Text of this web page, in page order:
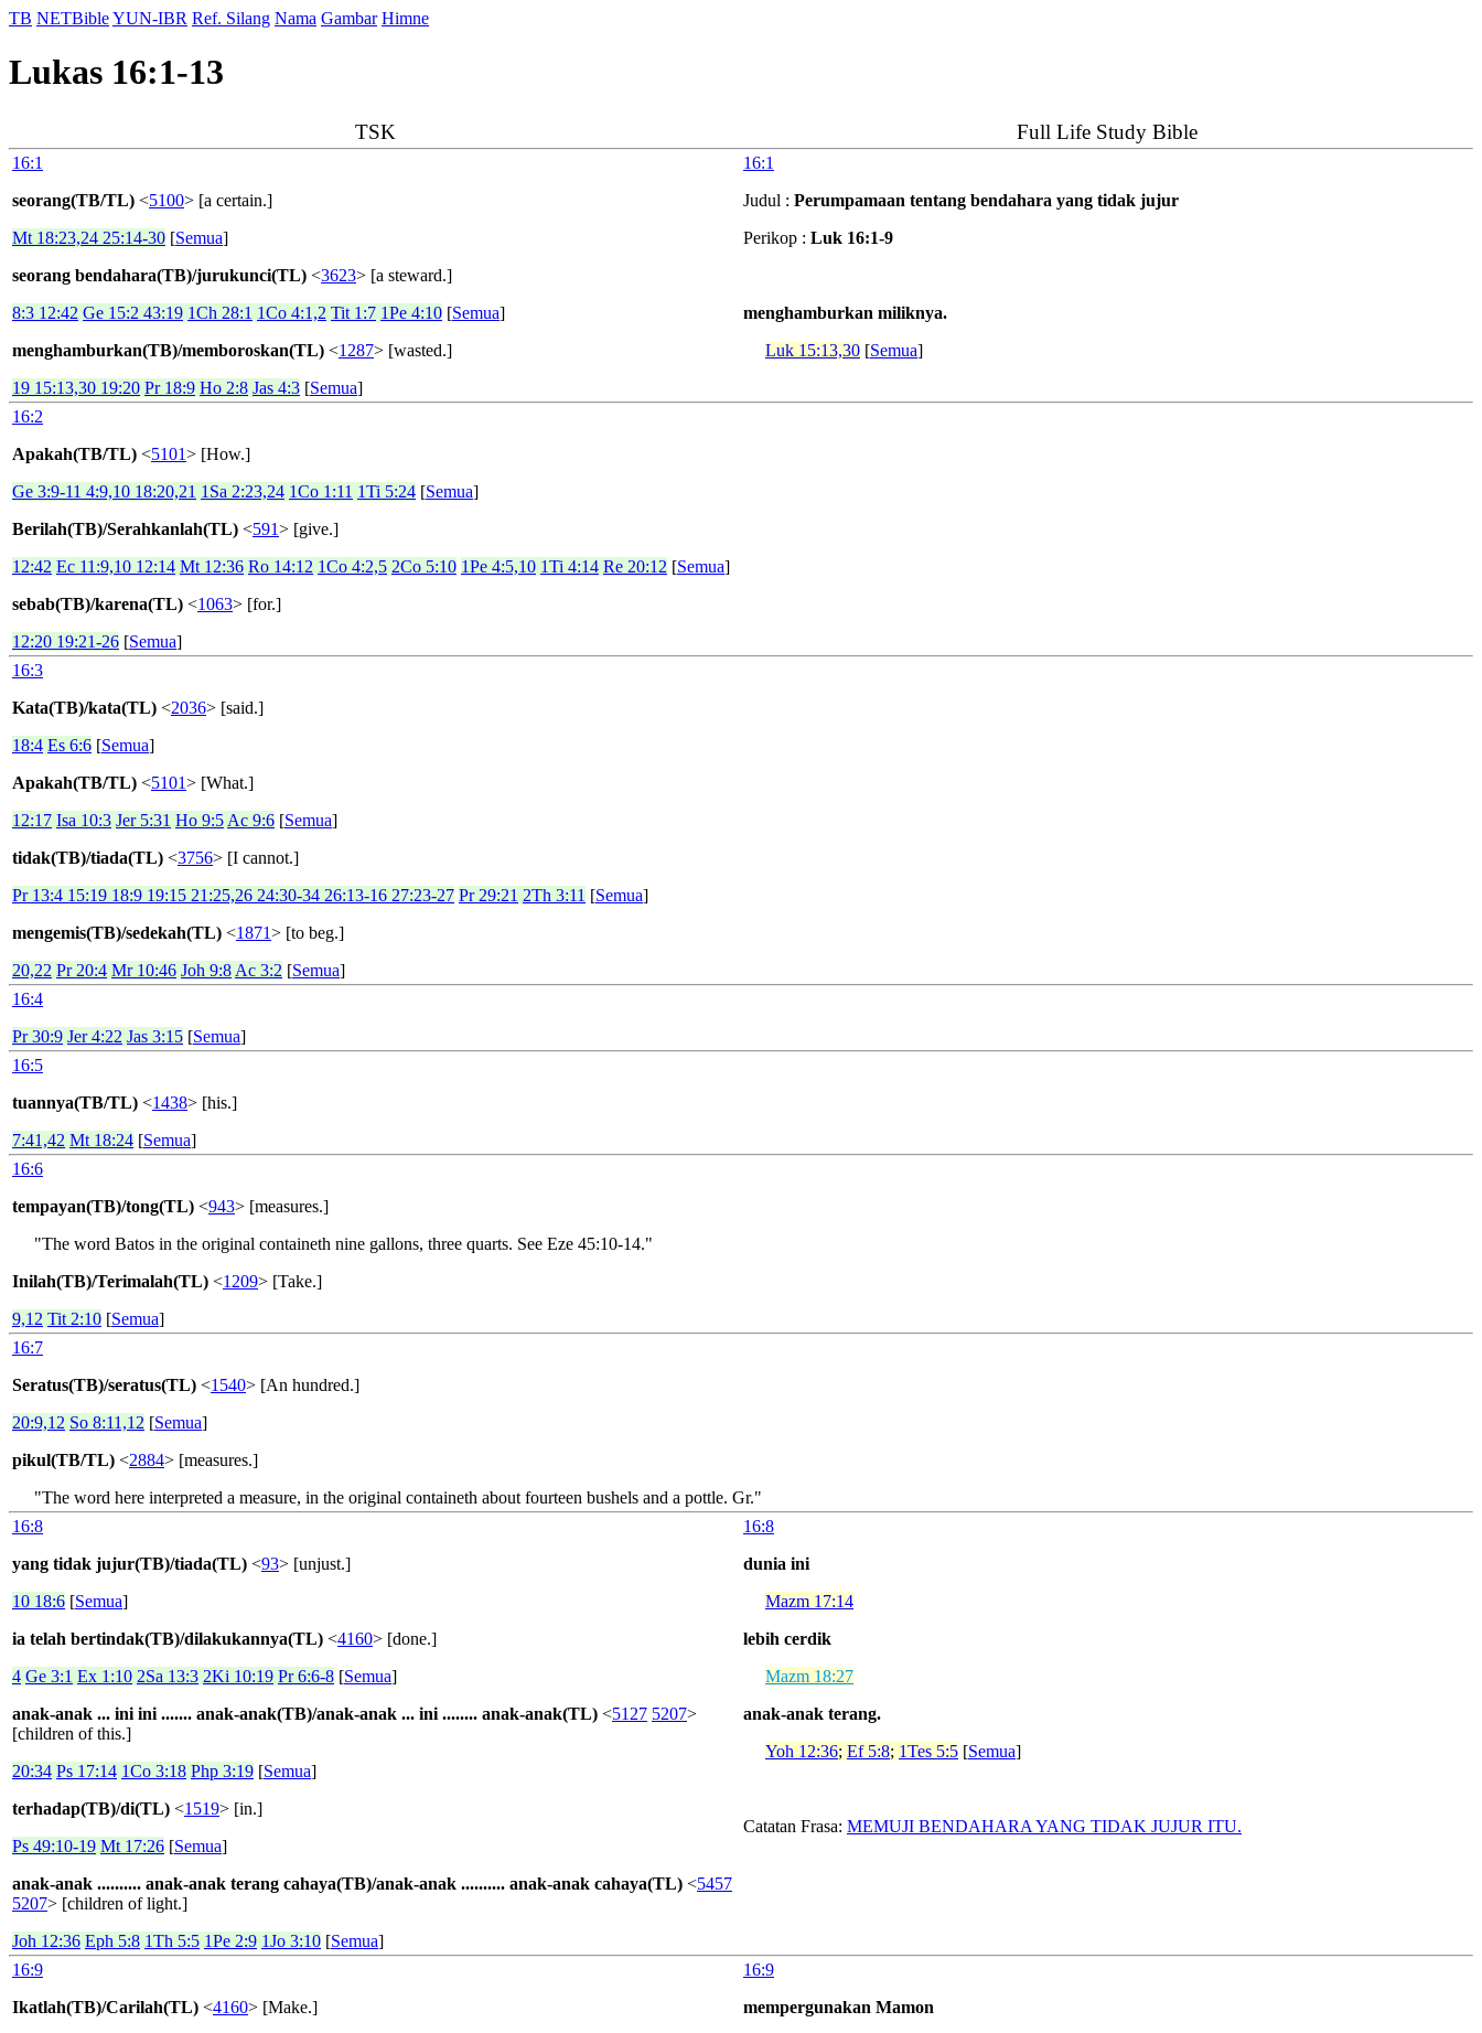
TB NETBibleYUN-IBR Ref. Silang Nama Gambar Himne
Lukas 16:1-13
TSK Full Life Study Bible
16:1
seorang(TB/TL) <5100> [a certain.]
Mt 18:23,24 25:14-30 [Semua]
seorang bendahara(TB)/jurukunci(TL) <3623> [a steward.]
8:3 12:42 Ge 15:2 43:19 1Ch 28:1 1Co 4:1,2 Tit 1:7 1Pe 4:10 [Semua]
menghamburkan(TB)/memboroskan(TL) <1287> [wasted.]
19 15:13,30 19:20 Pr 18:9 Ho 2:8 Jas 4:3 [Semua]
16:1
Judul : Perumpamaan tentang bendahara yang tidak jujur
Perikop : Luk 16:1-9
menghamburkan miliknya.
Luk 15:13,30 [Semua]
16:2
Apakah(TB/TL) <5101> [How.]
Ge 3:9-11 4:9,10 18:20,21 1Sa 2:23,24 1Co 1:11 1Ti 5:24 [Semua]
Berilah(TB)/Serahkanlah(TL) <591> [give.]
12:42 Ec 11:9,10 12:14 Mt 12:36 Ro 14:12 1Co 4:2,5 2Co 5:10 1Pe 4:5,10 1Ti 4:14 Re 20:12 [Semua]
sebab(TB)/karena(TL) <1063> [for.]
12:20 19:21-26 [Semua]
16:3
Kata(TB)/kata(TL) <2036> [said.]
18:4 Es 6:6 [Semua]
Apakah(TB/TL) <5101> [What.]
12:17 Isa 10:3 Jer 5:31 Ho 9:5 Ac 9:6 [Semua]
tidak(TB)/tiada(TL) <3756> [I cannot.]
Pr 13:4 15:19 18:9 19:15 21:25,26 24:30-34 26:13-16 27:23-27 Pr 29:21 2Th 3:11 [Semua]
mengemis(TB)/sedekah(TL) <1871> [to beg.]
20,22 Pr 20:4 Mr 10:46 Joh 9:8 Ac 3:2 [Semua]
16:4
Pr 30:9 Jer 4:22 Jas 3:15 [Semua]
16:5
tuannya(TB/TL) <1438> [his.]
7:41,42 Mt 18:24 [Semua]
16:6
tempayan(TB)/tong(TL) <943> [measures.]
"The word Batos in the original containeth nine gallons, three quarts. See Eze 45:10-14."
Inilah(TB)/Terimalah(TL) <1209> [Take.]
9,12 Tit 2:10 [Semua]
16:7
Seratus(TB)/seratus(TL) <1540> [An hundred.]
20:9,12 So 8:11,12 [Semua]
pikul(TB/TL) <2884> [measures.]
"The word here interpreted a measure, in the original containeth about fourteen bushels and a pottle. Gr."
16:8
yang tidak jujur(TB)/tiada(TL) <93> [unjust.]
10 18:6 [Semua]
ia telah bertindak(TB)/dilakukannya(TL) <4160> [done.]
4 Ge 3:1 Ex 1:10 2Sa 13:3 2Ki 10:19 Pr 6:6-8 [Semua]
anak-anak ... ini ini ....... anak-anak(TB)/anak-anak ... ini ........ anak-anak(TL) <5127 5207>
[children of this.]
20:34 Ps 17:14 1Co 3:18 Php 3:19 [Semua]
terhadap(TB)/di(TL) <1519> [in.]
Ps 49:10-19 Mt 17:26 [Semua]
anak-anak .......... anak-anak terang cahaya(TB)/anak-anak .......... anak-anak cahaya(TL) <5457
5207> [children of light.]
Joh 12:36 Eph 5:8 1Th 5:5 1Pe 2:9 1Jo 3:10 [Semua]
16:8
dunia ini
Mazm 17:14
lebih cerdik
Mazm 18:27
anak-anak terang.
Yoh 12:36; Ef 5:8; 1Tes 5:5 [Semua]
Catatan Frasa: MEMUJI BENDAHARA YANG TIDAK JUJUR ITU.
16:9
Ikatlah(TB)/Carilah(TL) <4160> [Make.]
16:9
mempergunakan Mamon